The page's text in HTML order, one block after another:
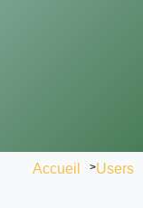
Accueil >Users